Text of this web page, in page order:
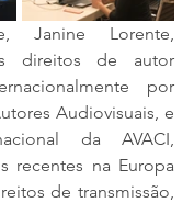
Janine Lorente,
direitos de autor
por
Audiovisuais, e
da AVACI,
recentes na Europa
de transmissão,